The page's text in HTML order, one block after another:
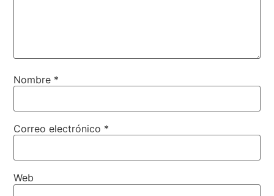
Nombre *
Correo electrónico *
Web